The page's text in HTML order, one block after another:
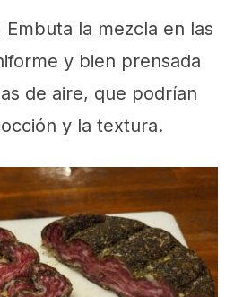
Embuta la mezcla en las
y bien prensada
de aire, que podrían
y la textura.